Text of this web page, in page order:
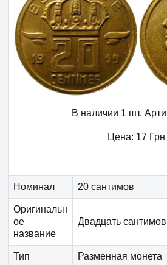
В наличии 1 шт.
Цена: 17 Грн
Номинал 20 сантимов
Оригинальн
ое
название
Двадцать
Тип Разменная монета